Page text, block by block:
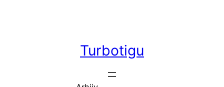
Turbotigu